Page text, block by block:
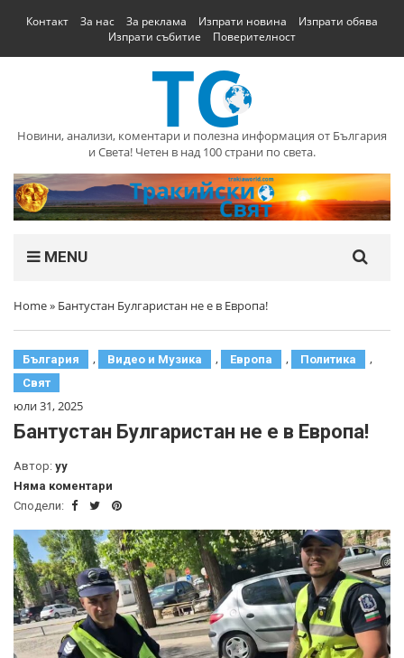
Контакт За нас За реклама Изпрати новина
Изпрати обява
Изпрати събитие
Поверителност
Новини, анализи, коментари и полезна информация от България
и Света! Четен в над 100 страни по света.
MENU
Home» Бантустан Булгаристан не е в Европа!
България , Видео и Музика , Европа , Политика ,
Свят
юли 31, 2025
Бантустан Булгаристан не е в Европа!
Автор: yy
Няма коментари
Сподели: